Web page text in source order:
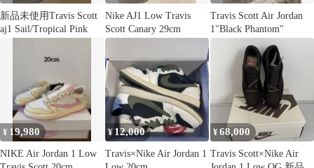
新品未使用Travis Scott
aj1 Sail/Tropical Pink
Nike AJ1 Low Travis
Scott Canary 29cm
Travis Scott Air Jordan
1"Black Phantom"
¥ 19,980
NIKE Air Jordan 1 Low
¥ 12,000
Travis×Nike Air Jordan 1
¥68,000
Travis Scott×Nike Air